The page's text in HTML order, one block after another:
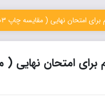
( مقایسه چاپ 1403 نسبت به چاپ 1404 )